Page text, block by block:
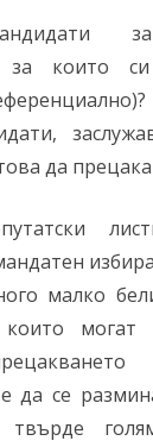
за
за които
да
малко
могат
да се
твърде